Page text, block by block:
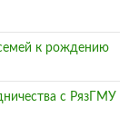
к рождению
с РязГМУ